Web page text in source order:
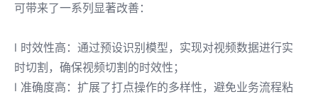
可带来了一系列显著改善：
l 时效性高：通过预设识别模型，实现对视频数据进行实
时切割，确保视频切割的时效性；
l 准确度高：扩展了打点操作的多样性，避免业务流程粘